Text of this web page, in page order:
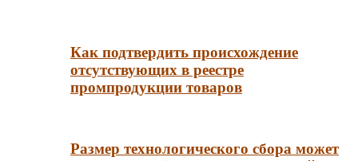
Как подтвердить происхождение
отсутствующих в реестре
промпродукции товаров
Размер технологического сбора может